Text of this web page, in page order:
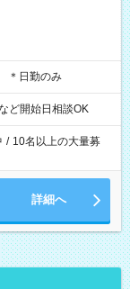
＊日勤のみ
開始日相談OK
/ 10名以上の大量募
詳細へ